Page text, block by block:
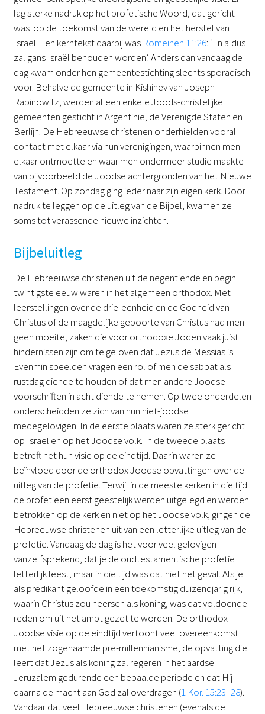
lag sterke nadruk op het profetische Woord, dat gericht
was op de toekomst van de wereld en het herstel van
Israël. Een kerntekst daarbij was Romeinen 11:26: ‘En aldus
zal gans Israël behouden worden’. Anders dan vandaag de
dag kwam onder hen gemeentestichting slechts sporadisch
voor. Behalve de gemeente in Kishinev van Joseph
Rabinowitz, werden alleen enkele Joods-christelijke
gemeenten gesticht in Argentinië, de Verenigde Staten en
Berlijn. De Hebreeuwse christenen onderhielden vooral
contact met elkaar via hun verenigingen, waarbinnen men
elkaar ontmoette en waar men ondermeer studie maakte
van bijvoorbeeld de Joodse achtergronden van het Nieuwe
Testament. Op zondag ging ieder naar zijn eigen kerk. Door
nadruk te leggen op de uitleg van de Bijbel, kwamen ze
soms tot verassende nieuwe inzichten.
Bijbeluitleg
De Hebreeuwse christenen uit de negentiende en begin
twintigste eeuw waren in het algemeen orthodox. Met
leerstellingen over de drie-eenheid en de Godheid van
Christus of de maagdelijke geboorte van Christus had men
geen moeite, zaken die voor orthodoxe Joden vaak juist
hindernissen zijn om te geloven dat Jezus de Messias is.
Evenmin speelden vragen een rol of men de sabbat als
rustdag diende te houden of dat men andere Joodse
voorschriften in acht diende te nemen. Op twee onderdelen
onderscheidden ze zich van hun niet-joodse
medegelovigen. In de eerste plaats waren ze sterk gericht
op Israël en op het Joodse volk. In de tweede plaats
betreft het hun visie op de eindtijd. Daarin waren ze
beïnvloed door de orthodox Joodse opvattingen over de
uitleg van de profetie. Terwijl in de meeste kerken in die tijd
de profetieën eerst geestelijk werden uitgelegd en werden
betrokken op de kerk en niet op het Joodse volk, gingen de
Hebreeuwse christenen uit van een letterlijke uitleg van de
profetie. Vandaag de dag is het voor veel gelovigen
vanzelfsprekend, dat je de oudtestamentische profetie
letterlijk leest, maar in die tijd was dat niet het geval. Als je
als predikant geloofde in een toekomstig duizendjarig rijk,
waarin Christus zou heersen als koning, was dat voldoende
reden om uit het ambt gezet te worden. De orthodox-
Joodse visie op de eindtijd vertoont veel overeenkomst
met het zogenaamde pre-millennianisme, de opvatting die
leert dat Jezus als koning zal regeren in het aardse
Jeruzalem gedurende een bepaalde periode en dat Hij
daarna de macht aan God zal overdragen (1 Kor. 15:23- 28).
Vandaar dat veel Hebreeuwse christenen (evenals de